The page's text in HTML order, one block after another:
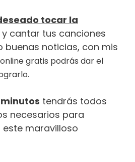
tocar la
cantar tus canciones
buenas noticias, con mis
gratis podrás dar el
minutos tendrás todos
necesarios para
maravilloso